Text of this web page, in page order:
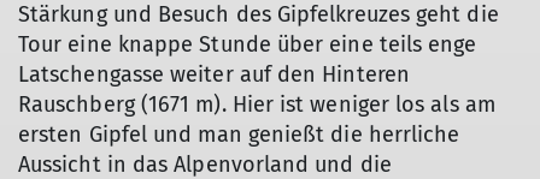
Stärkung und Besuch des Gipfelkreuzes geht die
Tour eine knappe Stunde über eine teils enge
Latschengasse weiter auf den Hinteren
Rauschberg (1671 m). Hier ist weniger los als am
ersten Gipfel und man genießt die herrliche
Aussicht in das Alpenvorland und die